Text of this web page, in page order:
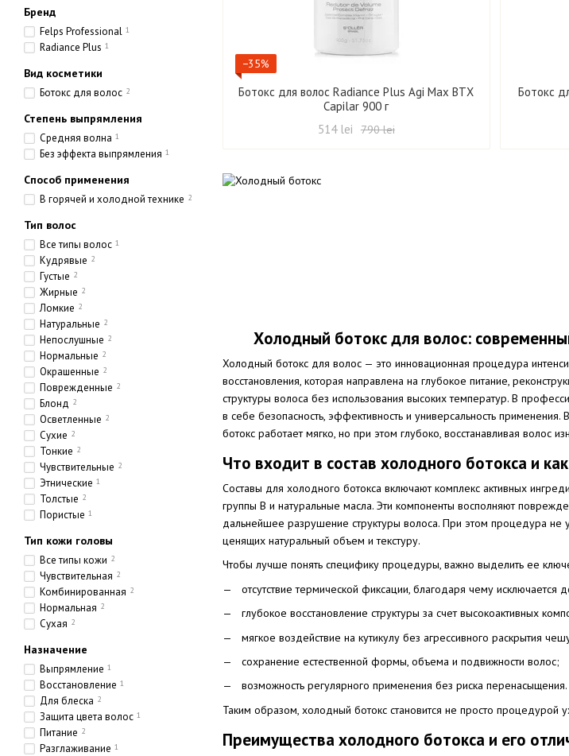
Холодный ботокс для волос:
Холодный ботокс для волос — это инновационная процедура
восстановления, которая направлена на глубокое питание,
структуры волоса без использования высоких температур. В
в себе безопасность, эффективность и универсальность
ботокс работает мягко, но при этом глубоко, восстанавливая волос
Что входит в состав холодного ботокса и
Составы для холодного ботокса включают комплекс активных
группы B и натуральные масла. Эти компоненты восполняют
дальнейшее разрушение структуры волоса. При этом процедура не
ценящих натуральный объем и текстуру.
Чтобы лучше понять специфику процедуры, важно выделить ее
отсутствие термической фиксации, благодаря чему
глубокое восстановление структуры за счет высокоактивных
мягкое воздействие на кутикулу без агрессивного раскрытия
сохранение естественной формы, объема и подвижности волос;
возможность регулярного применения без риска перенасыщения.
Таким образом, холодный ботокс становится не просто процедурой
Преимущества холодного ботокса и его
−35%
Ботокс для волос Radiance Plus Agi Max BTX
Capilar 900 г
790 lei
514 lei
Ботокс
Бренд
Felps Professional 1
Radiance Plus 1
Вид косметики
Ботокс для волос 2
Степень выпрямления
Средняя волна 1
Без эффекта выпрямления 1
Способ применения
В горячей и холодной технике 2
Тип волос
Все типы волос 1
Кудрявые 2
Густые 2
Жирные 2
Ломкие 2
Натуральные 2
Непослушные 2
Нормальные 2
Окрашенные 2
Поврежденные 2
Блонд 2
Осветленные 2
Сухие 2
Тонкие 2
Чувствительные 2
Этнические 1
Толстые 2
Пористые 1
Тип кожи головы
Все типы кожи 2
Чувствительная 2
Комбинированная 2
Нормальная 2
Сухая 2
Назначение
Выпрямление 1
Восстановление 1
Для блеска 2
Защита цвета волос 1
Питание 2
Разглаживание 1